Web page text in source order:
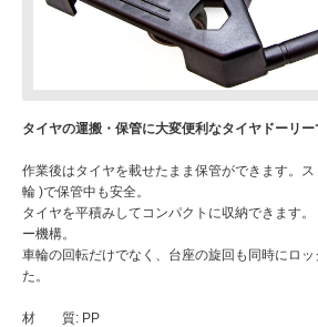
タイヤの運搬・保管に大変便利なタイヤドーリー
作業後はタイヤを載せたまま保管ができます。
輪 )で保管中も安全。
タイヤを平積みしてコンパクトに収納できます
ー機構。
車輪の回転だけでなく、台座の旋回も同時にロ
た。
材 質: PP